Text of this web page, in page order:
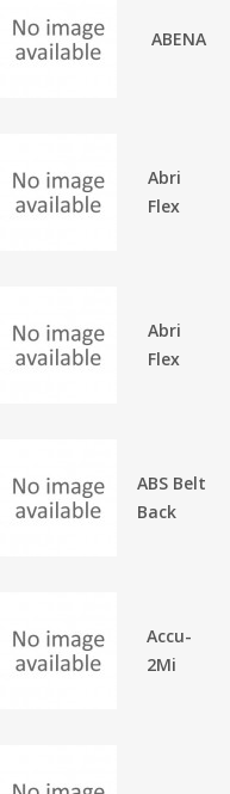
ABENA
Abri
Flex
Abri
Flex
ABS Belt
Back
Accu-
2Mi